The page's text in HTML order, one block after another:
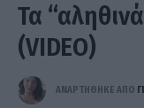
Τα
(VIDEO)
ΑΝΑΡΤΗΘΗΚΕ ΑΠΟ